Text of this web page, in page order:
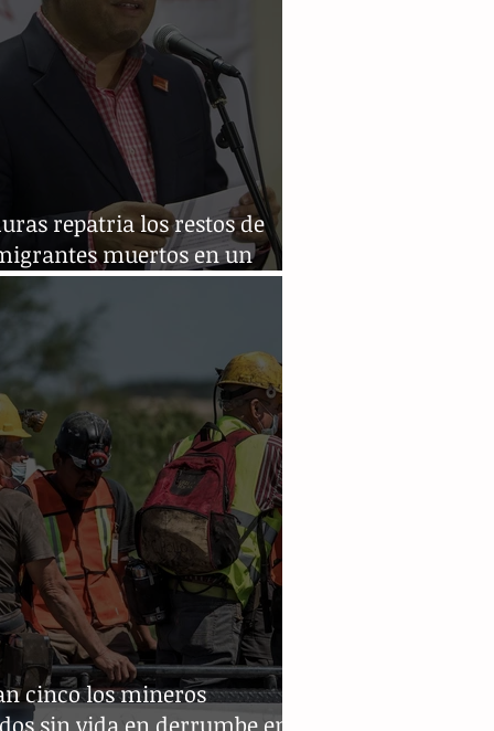
repatria los restos de
muertos en un
de tren en Coahuila
cinco los mineros
sin vida en derrumbe en